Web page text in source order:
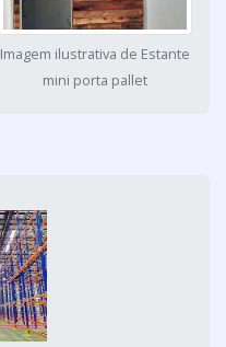
Imagem ilustrativa de Estante
mini porta pallet